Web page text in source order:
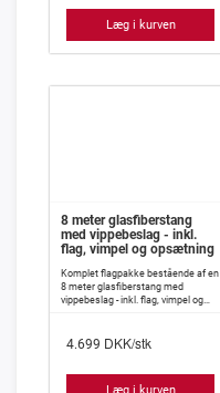
Læg i kurven
8 meter glasfiberstang
med vippebeslag - inkl.
flag, vimpel og opsætning
Komplet flagpakke bestående af en
8 meter glasfiberstang med
vippebeslag - inkl. flag, vimpel og
4.699 DKK/stk